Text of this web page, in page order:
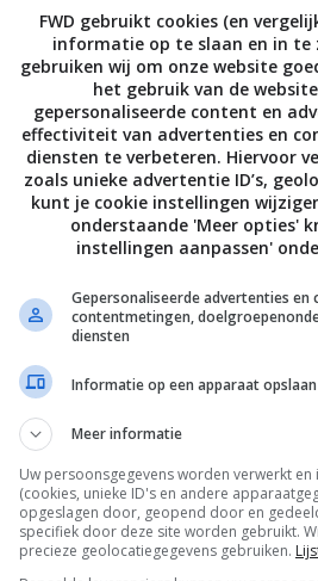
van 6,3 miljard euro.
schakelaars (0,72 miljard) staan
ook. Inmiddels heeft 61
over één of meerdere slimme
De groei vlakt wat af de
met een koopwoning
dat wij als Nederlanders
de ontwikkelingen en
25 procent hier positief tegenover
22 procent. Mannen zijn wel
procent). Mensen tot 49 jaar zijn
15 procent). Zijn mensen dan
meebrengt? Slechts gedeeltelijk.
smarthome, maar het overgrote
smarthome. Een echte
FWD gebruikt cookies (en
informatie op te slaan en in te
gebruiken wij om onze website
het gebruik van de
gepersonaliseerde content en
effectiviteit van advertenties en
diensten te verbeteren. Hiervoor
zoals unieke advertentie ID’s,
kunt je cookie instellingen
onderstaande 'Meer opties'
instellingen aanpassen'
Gepersonaliseerde advertenties
contentmetingen,
diensten
Informatie op een apparaat
Meer informatie
Uw persoonsgegevens worden verwerkt
(cookies, unieke ID's en andere
opgeslagen door, geopend door en
specifiek door deze site worden gebruikt.
precieze geolocatiegegevens gebruiken.